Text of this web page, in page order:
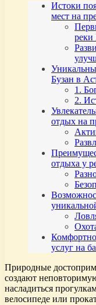
Истоки
мест на
реки
Бузан в
1.
2.
отдых на
отдыха у
услуг на
Природные
создают
насладиться
велосипеде или